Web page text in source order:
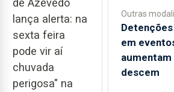
lança alerta: na
sexta feira
pode vir aí
chuvada
perigosa" na
Outras
em
descem